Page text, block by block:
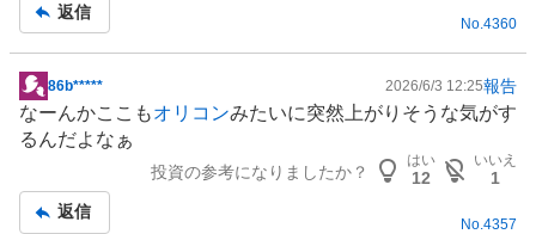
事
返信
No.4360
掲
示
板
86b***** 2026/6/3 12:25報告
なーんかここもオリコンみたいに突然上がりそうな気がす
るんだよなぁ
投資の参考になりましたか？
はい
12
いいえ
1
返信
No. 4357